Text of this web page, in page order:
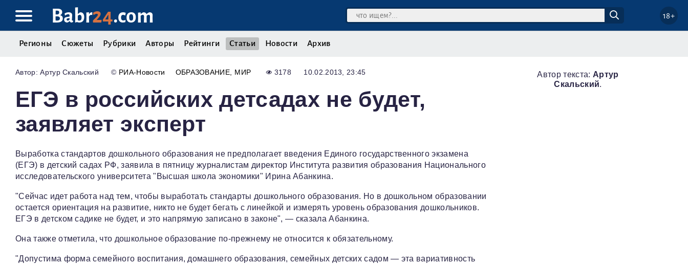
Babr24.com 18+
Регионы Сюжеты Рубрики Авторы Рейтинги Статьи Новости Архив
Артур Скальский © РИА-Новости ОБРАЗОВАНИЕ МИР 3178 10.02.2013, 23:45
ЕГЭ в российских детсадах не будет,
заявляет эксперт
Выработка стандартов дошкольного образования не предполагает введения Единого государственного экзамена
(ЕГЭ) в детский садах РФ, заявила в пятницу журналистам директор Института развития образования Национального
исследовательского университета "Высшая школа экономики" Ирина Абанкина.
"Сейчас идет работа над тем, чтобы выработать стандарты дошкольного образования. Но в дошкольном образовании
остается ориентация на развитие, никто не будет бегать с линейкой и измерять уровень образования дошкольников.
ЕГЭ в детском садике не будет, и это напрямую записано в законе", — сказала Абанкина.
Она также отметила, что дошкольное образование по-прежнему не относится к обязательному.
"Допустима форма семейного воспитания, домашнего образования, семейных детских садом — эта вариативность
Автор текста: Артур
Скальский.